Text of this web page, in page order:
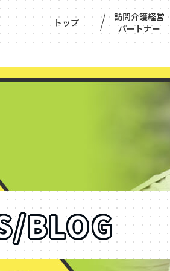
トップ
訪問介護経営
パートナー
BLOG